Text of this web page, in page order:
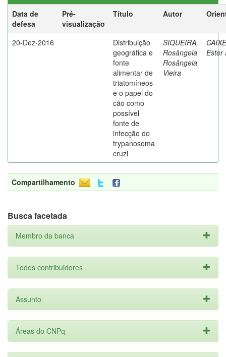
Data de
defesa
Pré-
visualização
Título Autor
20-Dez-2016
Distribuição
geográfica e
fonte
alimentar de
triatomíneos
e o papel do
cão como
possível
fonte de
infecção do
trypanosoma
cruzi
SIQUEIRA,
Rosângela
Rosângela
Vieira
Ester
Compartilhamento
Busca facetada
Membro da banca
Todos contribuidores
Assunto
Áreas do CNPq